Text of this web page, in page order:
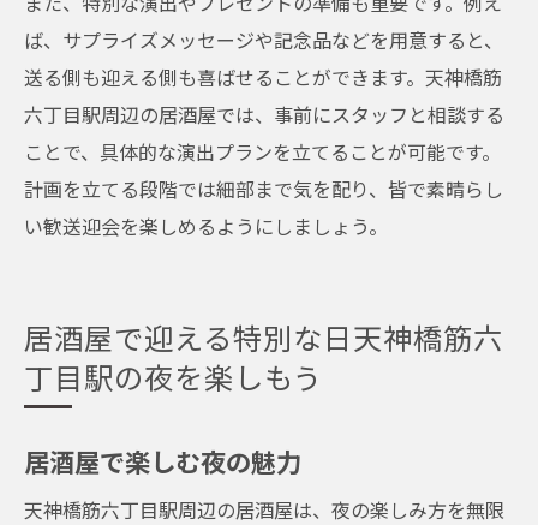
ば、サプライズメッセージや記念品などを用意すると、
送る側も迎える側も喜ばせることができます。天神橋筋
六丁目駅周辺の居酒屋では、事前にスタッフと相談する
ことで、具体的な演出プランを立てることが可能です。
計画を立てる段階では細部まで気を配り、皆で素晴らし
い歓送迎会を楽しめるようにしましょう。
居酒屋で迎える特別な日天神橋筋六
丁目駅の夜を楽しもう
居酒屋で楽しむ夜の魅力
天神橋筋六丁目駅周辺の居酒屋は、夜の楽しみ方を無限